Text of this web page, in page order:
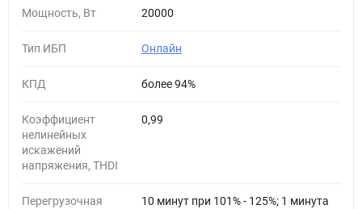
Мощность, Вт 20000
Тип ИБП Онлайн
КПД более 94%
Коэффициент
нелинейных
искажений
напряжения, THDI
0,99
Перегрузочная
10 минут при 101% - 125%; 1 минута